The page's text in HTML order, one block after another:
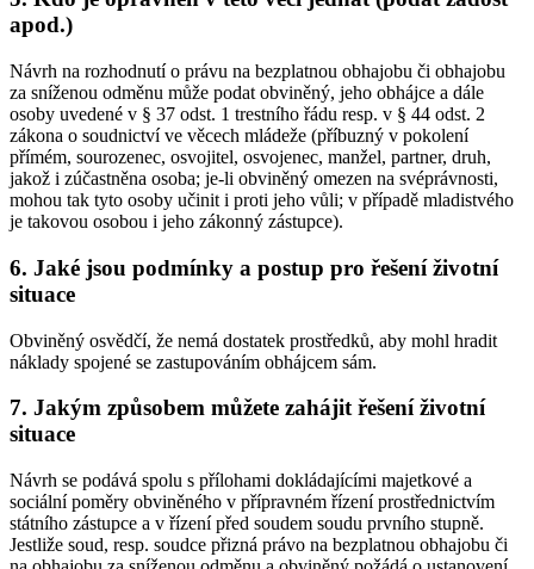
apod.)
Návrh na rozhodnutí o právu na bezplatnou obhajobu či obhajobu
za sníženou odměnu může podat obviněný, jeho obhájce a dále
osoby uvedené v § 37 odst. 1 trestního řádu resp. v § 44 odst. 2
zákona o soudnictví ve věcech mládeže (příbuzný v pokolení
přímém, sourozenec, osvojitel, osvojenec, manžel, partner, druh,
jakož i zúčastněna osoba; je-li obviněný omezen na svéprávnosti,
mohou tak tyto osoby učinit i proti jeho vůli; v případě mladistvého
je takovou osobou i jeho zákonný zástupce).
6. Jaké jsou podmínky a postup pro řešení životní
situace
Obviněný osvědčí, že nemá dostatek prostředků, aby mohl hradit
náklady spojené se zastupováním obhájcem sám.
7. Jakým způsobem můžete zahájit řešení životní
situace
Návrh se podává spolu s přílohami dokládajícími majetkové a
sociální poměry obviněného v přípravném řízení prostřednictvím
státního zástupce a v řízení před soudem soudu prvního stupně.
Jestliže soud, resp. soudce přizná právo na bezplatnou obhajobu či